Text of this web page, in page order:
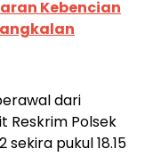
Kebencian
dari
Reskrim Polsek
pukul 18.15